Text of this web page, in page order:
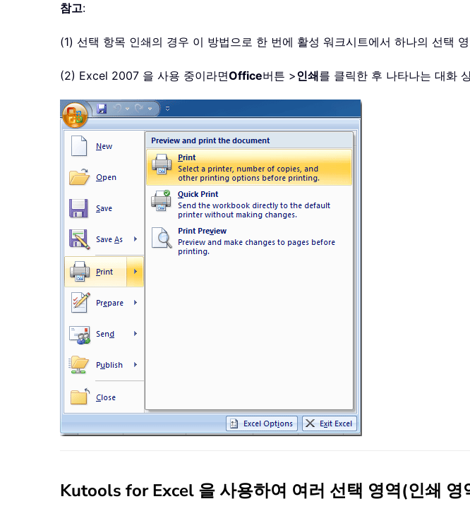
참고:
(1) 선택 항목 인쇄의 경우 이 방법으로 한 번에 활성 워크시트에서 하나의 선택 영
(2) Excel 2007 을 사용 중이라면Office버튼 >인쇄를 클릭한 후 나타나는 대화
Kutools for Excel 을 사용하여 여러 선택 영역(인쇄 영